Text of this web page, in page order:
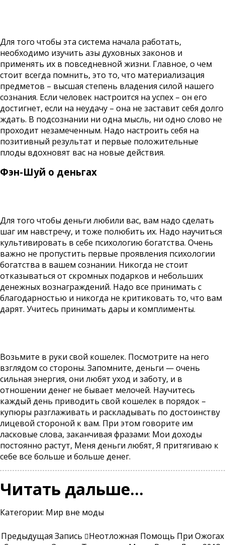
Для того чтобы эта система начала работать,
необходимо изучить азы духовных законов и
применять их в повседневной жизни. Главное, о чем
стоит всегда помнить, это то, что материализация
предметов – высшая степень владения силой нашего
сознания. Если человек настроится на успех – он его
достигнет, если на неудачу – она не заставит себя долго
ждать. В подсознании ни одна мысль, ни одно слово не
проходит незамеченным. Надо настроить себя на
позитивный результат и первые положительные
плоды вдохновят вас на новые действия.
Фэн-Шуй о деньгах
Для того чтобы деньги любили вас, вам надо сделать
шаг им навстречу, и тоже полюбить их. Надо научиться
культивировать в себе психологию богатства. Очень
важно не пропустить первые проявления психологии
богатства в вашем сознании. Никогда не стоит
отказываться от скромных подарков и небольших
денежных вознаграждений. Надо все принимать с
благодарностью и никогда не критиковать то, что вам
дарят. Учитесь принимать дары и комплименты.
Возьмите в руки свой кошелек. Посмотрите на него
взглядом со стороны. Запомните, деньги — очень
сильная энергия, они любят уход и заботу, и в
отношении денег не бывает мелочей. Научитесь
каждый день приводить свой кошелек в порядок –
купюры разглаживать и раскладывать по достоинству
лицевой стороной к вам. При этом говорите им
ласковые слова, заканчивая фразами: Мои доходы
постоянно растут, Меня деньги любят, Я притягиваю к
себе все больше и больше денег.
Читать дальше…
Категории: Мир вне моды
Предыдущая Запись
Неотложная Помощь При Ожогах